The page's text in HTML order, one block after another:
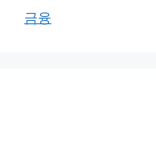
금융